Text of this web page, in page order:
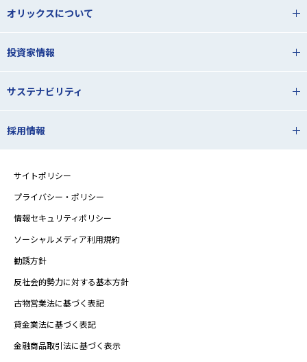
オリックスについて
投資家情報
サステナビリティ
採用情報
サイトポリシー
プライバシー・ポリシー
情報セキュリティポリシー
ソーシャルメディア利用規約
勧誘方針
反社会的勢力に対する基本方針
古物営業法に基づく表記
貸金業法に基づく表記
金融商品取引法に基づく表示